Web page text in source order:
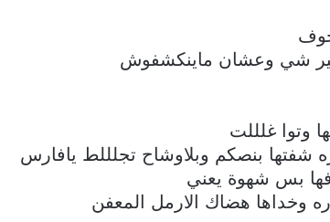
شي وعشان ماينكشفوش
وتوا غلللت
شفتها بنصكم وبلاوشاح تجلللط يافارس
بس شهوة يعني
وخداها هضاك الارمل المعفن